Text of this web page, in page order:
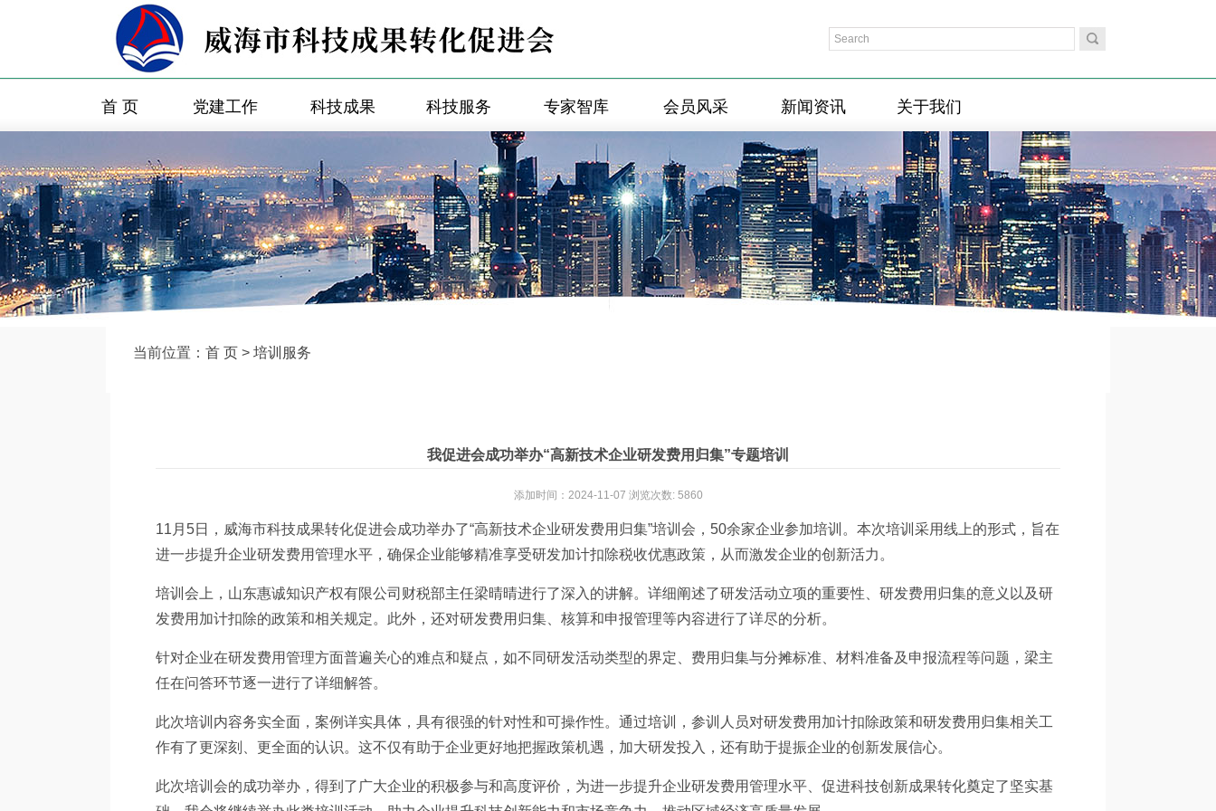
首 页 党建工作 科技成果 科技服务 专家智库 会员风采 新闻资讯 关于我们
当前位置： 首 页 > 培训服务
我促进会成功举办“高新技术企业研发费用归集”专题培训
添加时间：2024-11-07 浏览次数: 5860
11月5日，威海市科技成果转化促进会成功举办了“高新技术企业研发费用归集”培训会，50余家企业参加培训。本次培训采用线上的形式，旨在
进一步提升企业研发费用管理水平，确保企业能够精准享受研发加计扣除税收优惠政策，从而激发企业的创新活力。
培训会上，山东惠诚知识产权有限公司财税部主任梁晴晴进行了深入的讲解。详细阐述了研发活动立项的重要性、研发费用归集的意义以及研
发费用加计扣除的政策和相关规定。此外，还对研发费用归集、核算和申报管理等内容进行了详尽的分析。
针对企业在研发费用管理方面普遍关心的难点和疑点，如不同研发活动类型的界定、费用归集与分摊标准、材料准备及申报流程等问题，梁主
任在问答环节逐一进行了详细解答。
此次培训内容务实全面，案例详实具体，具有很强的针对性和可操作性。通过培训，参训人员对研发费用加计扣除政策和研发费用归集相关工
作有了更深刻、更全面的认识。这不仅有助于企业更好地把握政策机遇，加大研发投入，还有助于提振企业的创新发展信心。
此次培训会的成功举办，得到了广大企业的积极参与和高度评价，为进一步提升企业研发费用管理水平、促进科技创新成果转化奠定了坚实基